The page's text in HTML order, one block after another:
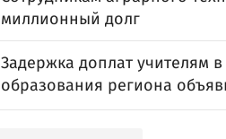
миллионный долг
Задержка доплат учителям
образования региона